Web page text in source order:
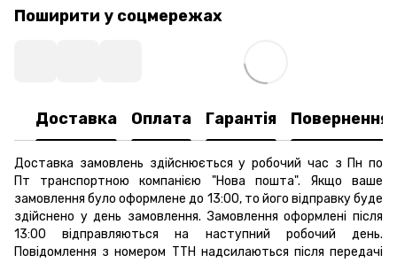
Поширити у соцмережах
Доставка Оплата Гарантія Повернення
Доставка замовлень здійснюється у робочий час з Пн по
Пт транспортною компанією "Нова пошта". Якщо ваше
замовлення було оформлене до 13:00, то його відправку буде
здійснено у день замовлення. Замовлення оформлені після
13:00 відправляються на наступний робочий день.
Повідомлення з номером ТТН надсилаються після передачі